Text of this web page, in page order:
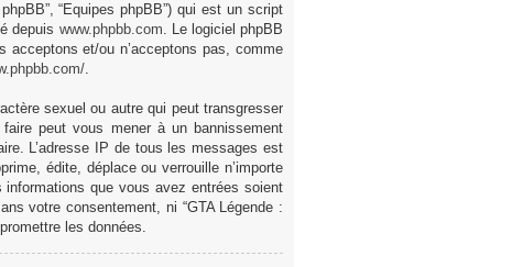
“Equipes phpBB”) qui est un script
depuis www.phpbb.com. Le logiciel phpBB
et/ou n’acceptons pas, comme
.
sexuel ou autre qui peut transgresser
peut vous mener à un bannissement
L’adresse IP de tous les messages est
édite, déplace ou verrouille n’importe
que vous avez entrées soient
votre consentement, ni “GTA Légende :
les données.